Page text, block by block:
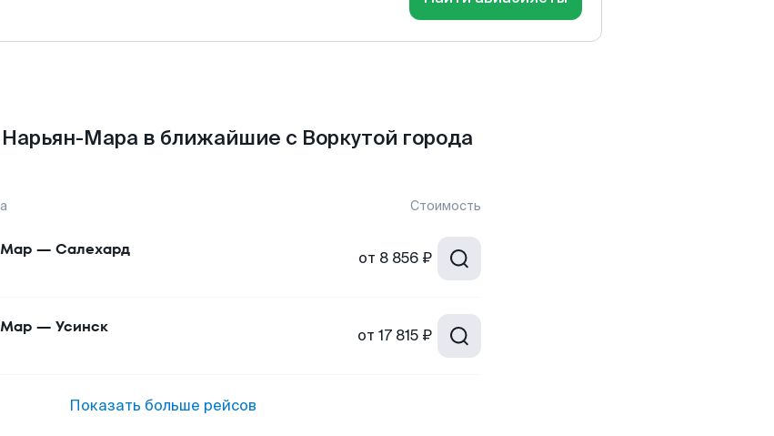
Мара в ближайшие с Воркутой города
Стоимость
— Салехард от 8 856 ₽
— Усинск от 17 815 ₽
Показать больше рейсов